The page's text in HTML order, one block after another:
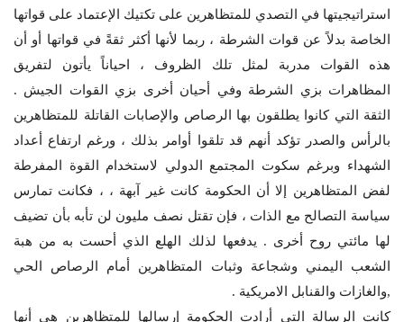
استراتيجيتها في التصدي للمتظاهرين على تكتيك الإعتماد على قواتها
الخاصة بدلاً عن قوات الشرطة ، ربما لأنها أكثر ثقةً في قواتها أو أن
هذه القوات مدربة لمثل تلك الظروف ، احياناً يأتون لتفريق
المظاهرات بزي الشرطة وفي أحيان أخرى بزي القوات الجيش .
الثقة التي كانوا يطلقون بها الرصاص والإصابات القاتلة للمتظاهرين
بالرأس والصدر تؤكد أنهم قد تلقوا أوامر بذلك ، ورغم ارتفاع أعداد
الشهداء وبرغم سكوت المجتمع الدولي لاستخدام القوة المفرطة
لفض المتظاهرين إلا أن الحكومة كانت غير آبهة ، ، فكانت تمارس
سياسة التصالح مع الذات ، فإن تقتل نصف مليون لن تأبه بأن تضيف
لها مائتي روح أخرى . يدفعها لذلك الهلع الذي أحست به من هبة
الشعب اليمني وشجاعة وثبات المتظاهرين أمام الرصاص الحي
,والغازات والقنابل الامريكية .
كانت الرسالة التي أرادت الحكومة إرسالها للمتظاهرين هي أنها